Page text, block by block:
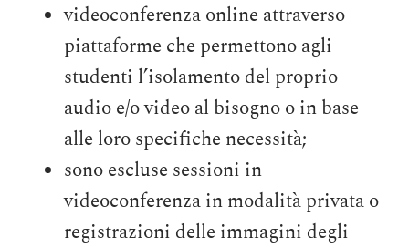
videoconferenza online attraverso
piattaforme che permettono agli
studenti l’isolamento del proprio
audio e/o video al bisogno o in base
alle loro specifiche necessità;
sono escluse sessioni in
videoconferenza in modalità privata o
registrazioni delle immagini degli